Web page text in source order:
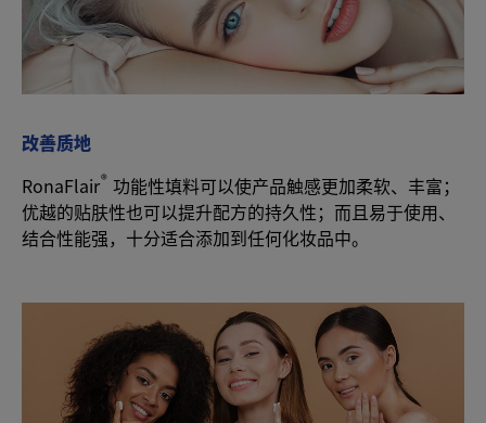
改善质地
RonaFlair® 功能性填料可以使产品触感更加柔软、丰富；
优越的贴肤性也可以提升配方的持久性；而且易于使用、
结合性能强，十分适合添加到任何化妆品中。